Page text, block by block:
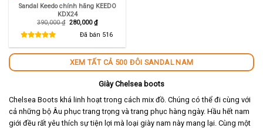
Sandal Keedo chính hãng KEEDO
KDX24
390,000₫ Giá
280,000₫Giá
hiện
tại
Đã bán 516
XEM TẤT CẢ 500 ĐÔI SANDAL NAM
Giày Chelsea boots
Chelsea Boots khá linh hoạt trong cách mix đồ. Chúng có thể đi cùng với
cả những bộ Âu phục trang trọng và trang phục hàng ngày. Hầu hết nam
giới đều rất yêu thích sự tiện lợi mà loại giày nam này mang lại. Cùng một